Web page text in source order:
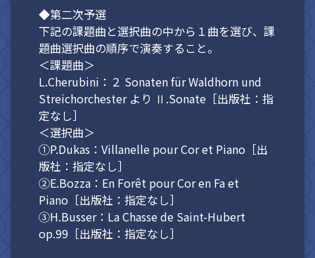
◆第二次予選
下記の課題曲と選択曲の中から１曲を選び、課
題曲選択曲の順序で演奏すること。
＜課題曲＞
L.Cherubini：２ Sonaten für Waldhorn und
Streichorchester より Ⅱ.Sonate［出版社：指
定なし］
＜選択曲＞
①P.Dukas：Villanelle pour Cor et Piano［出
版社：指定なし］
②E.Bozza：En Forêt pour Cor en Fa et
Piano［出版社：指定なし］
③H.Busser：La Chasse de Saint-Hubert
op.99［出版社：指定なし］